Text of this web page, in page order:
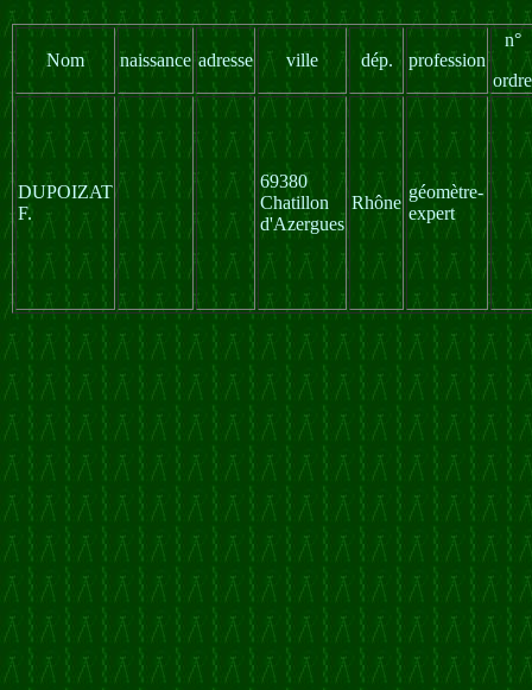
Nom naissance adresse ville dép. profession
n°
ordre
DUPOIZAT
F.
69380
Chatillon
d'Azergues
Rhône
géomètre-
expert